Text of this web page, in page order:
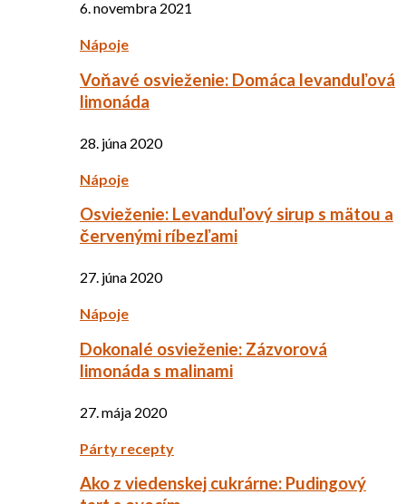
6. novembra 2021
Nápoje
Voňavé osvieženie: Domáca levanduľová
limonáda
28. júna 2020
Nápoje
Osvieženie: Levanduľový sirup s mätou a
červenými ríbezľami
27. júna 2020
Nápoje
Dokonalé osvieženie: Zázvorová
limonáda s malinami
27. mája 2020
Párty recepty
Ako z viedenskej cukrárne: Pudingový